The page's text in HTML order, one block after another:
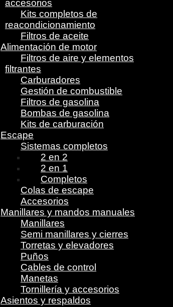
accesorios
Kits completos de
reacondicionamiento
Filtros de aceite
Alimentación de motor
Filtros de aire y elementos
filtrantes
Carburadores
Gestión de combustible
Filtros de gasolina
Bombas de gasolina
Kits de carburación
Escape
Sistemas completos
2 en 2
2 en 1
Completos
Colas de escape
Accesorios
Manillares y mandos manuales
Manillares
Semi manillares y cierres
Torretas y elevadores
Puños
Cables de control
Manetas
Tornillería y accesorios
Asientos y respaldos